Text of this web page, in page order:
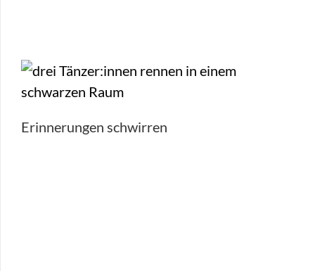
Erinnerungen schwirren